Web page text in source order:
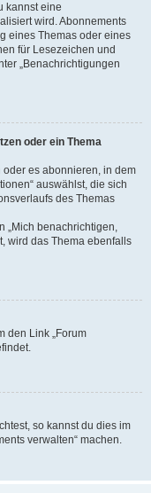
kannst eine
wird. Abonnements
eines Themas oder eines
für Lesezeichen und
„Benachrichtigungen
oder ein Thema
oder es abonnieren, in dem
auswählst, die sich
des Themas
„Mich benachrichtigen,
wird das Thema ebenfalls
den Link „Forum
so kannst du dies im
verwalten“ machen.